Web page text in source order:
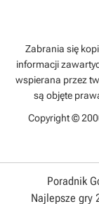
Zabrania się
informacji
wspierana przez
są objęte
Copyright ©
Poradnik
Najlepsze gry